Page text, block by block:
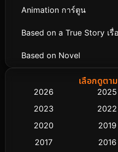
Animation การ์ตูน
Based on a True Story เรื่
Based on Novel
Biography ชีวิตจริง
Classic หนังคลาสสิก
Comedy ตลก
เลือกดูตา
2026 2025
2023
2022
2020
2019
2017
2016